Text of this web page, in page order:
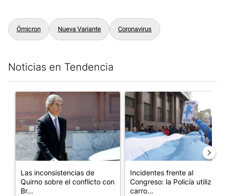
Ómicron Nueva Variante Coronavirus
Noticias en Tendencia
Un artículo de tendencia con el título "Las inconsistencias de
Las inconsistencias de
Quirno sobre el conflicto con
Br...
Un artículo de tendencia con
Incidentes frente al
Congreso: la Policía utiliza
carro...